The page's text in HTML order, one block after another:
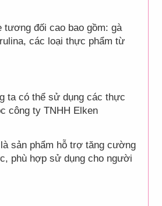
đối cao bao gồm: gà
các loại thực phẩm từ
ta có thể sử dụng các thực
công ty TNHH Elken
sản phẩm hỗ trợ tăng cường
phù hợp sử dụng cho người